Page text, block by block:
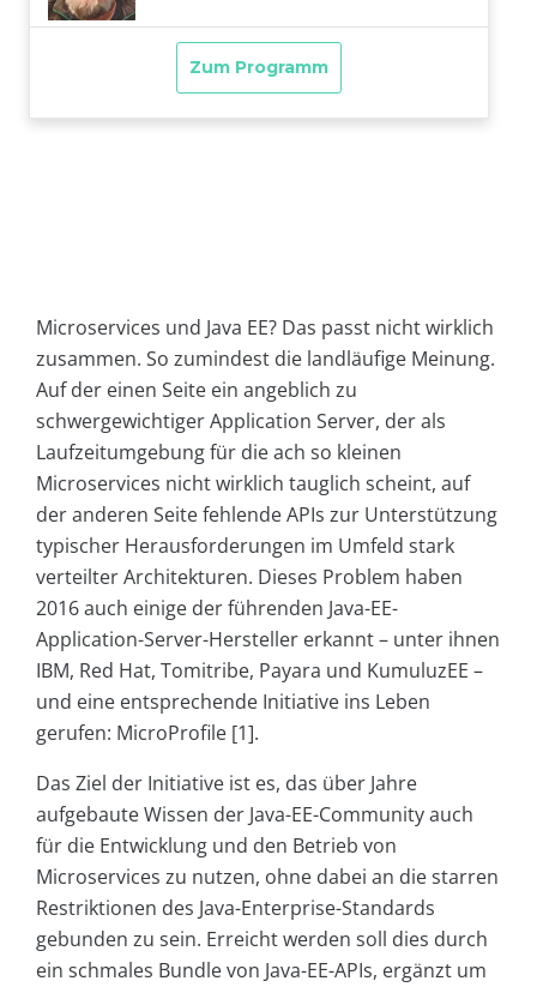
Microservices und Java EE? Das passt nicht wirklich
zusammen. So zumindest die landläufige Meinung.
Auf der einen Seite ein angeblich zu
schwergewichtiger Application Server, der als
Laufzeitumgebung für die ach so kleinen
Microservices nicht wirklich tauglich scheint, auf
der anderen Seite fehlende APIs zur Unterstützung
typischer Herausforderungen im Umfeld stark
verteilter Architekturen. Dieses Problem haben
2016 auch einige der führenden Java-EE-
Application-Server-Hersteller erkannt – unter ihnen
IBM, Red Hat, Tomitribe, Payara und KumuluzEE –
und eine entsprechende Initiative ins Leben
gerufen: MicroProfile [1].
Das Ziel der Initiative ist es, das über Jahre
aufgebaute Wissen der Java-EE-Community auch
für die Entwicklung und den Betrieb von
Microservices zu nutzen, ohne dabei an die starren
Restriktionen des Java-Enterprise-Standards
gebunden zu sein. Erreicht werden soll dies durch
ein schmales Bundle von Java-EE-APIs, ergänzt um